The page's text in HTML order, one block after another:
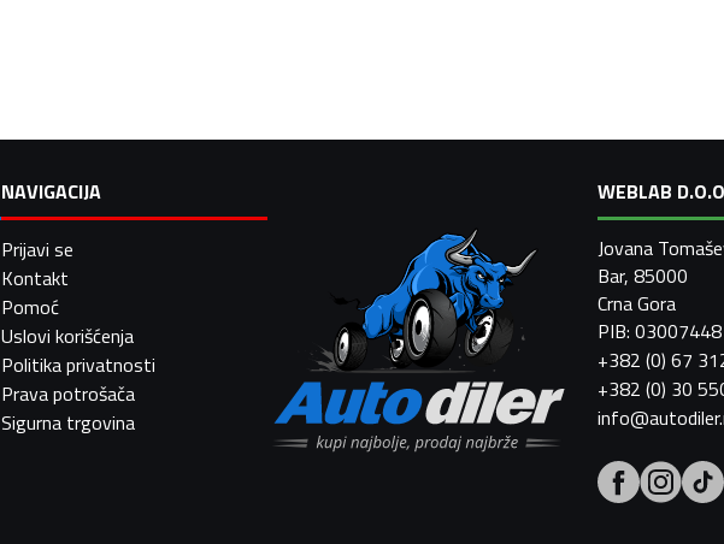
NAVIGACIJA
Prijavi se
Kontakt
Pomoć
Uslovi korišćenja
Politika privatnosti
Prava potrošača
Sigurna trgovina
WEBLAB
Jovana
Bar, 85000
Crna Gora
PIB: 03007448
+382 (0) 67
+382 (0) 30